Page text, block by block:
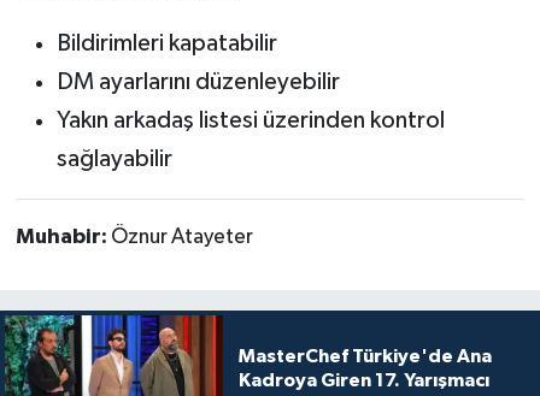
Bildirimleri kapatabilir
DM ayarlarını düzenleyebilir
Yakın arkadaş listesi üzerinden kontrol
sağlayabilir
Muhabir: Öznur Atayeter
MasterChef Türkiye'de Ana
Kadroya Giren 17. Yarışmacı